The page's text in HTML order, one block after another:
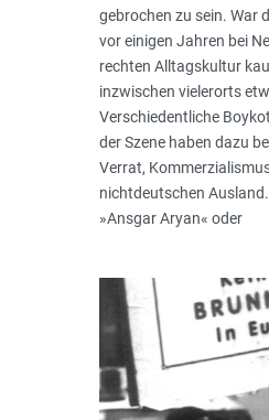
gebrochen zu sein. War
vor einigen Jahren bei
rechten Alltagskultur
inzwischen vielerorts
Verschiedentliche
der Szene haben dazu
Verrat,
nichtdeutschen
»Ansgar Aryan« oder